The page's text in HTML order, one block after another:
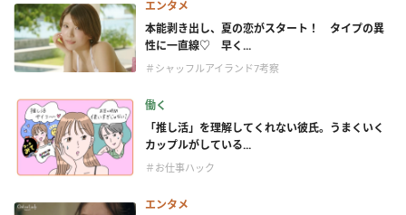
エンタメ
本能剥き出し、夏の恋がスタート！ タイプの異
性に一直線♡ 早く...
＃シャッフルアイランド7考察
働く
「推し活」を理解してくれない彼氏。うまくいく
カップルがしている...
＃お仕事ハック
エンタメ